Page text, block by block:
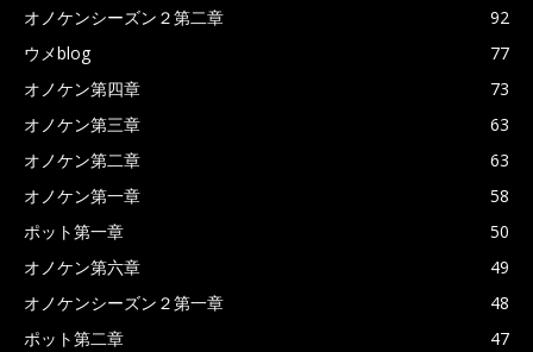
オノケンシーズン２第二章
92
ウメblog
77
オノケン第四章
73
オノケン第三章
63
オノケン第二章
63
オノケン第一章
58
ポット第一章
50
オノケン第六章
49
オノケンシーズン２第一章
48
ポット第二章
47